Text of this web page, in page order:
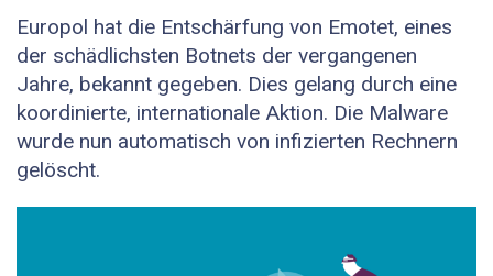
Europol hat die Entschärfung von Emotet, eines
der schädlichsten Botnets der vergangenen
Jahre, bekannt gegeben. Dies gelang durch eine
koordinierte, internationale Aktion. Die Malware
wurde nun automatisch von infizierten Rechnern
gelöscht.